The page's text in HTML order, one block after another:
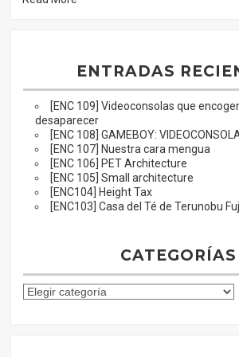
ENTRADAS
[ENC 109] Videoconsolas que
desaparecer
[ENC 108] GAMEBOY:
[ENC 107] Nuestra cara mengua
[ENC 106] PET Architecture
[ENC 105] Small architecture
[ENC104] Height Tax
[ENC103] Casa del Té de Terunobu
CATEGORÍAS
C